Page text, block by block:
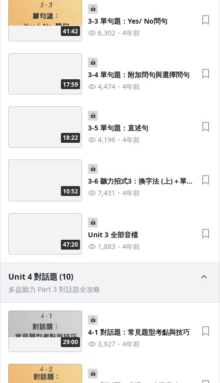
41:42
3-3 單句題：Yes/ No問句
6,302
4年前
17:59
3-4 單句題：附加問句與選擇問句
4,474
4年前
18:22
3-5 單句題：直述句
4,196
4年前
10:52
3-6 聽力招式3：換字法 (上)＋單句
題高頻100句 X 三國口音音檔
7,431 4年前
47:20
Unit 3 全部音檔
1,883
4年前
Unit 4 對話題 (10)
多益聽力 Part 3 對話題全攻略
29:00
4-1 對話題：常見題型考點與技巧
3,927
4年前